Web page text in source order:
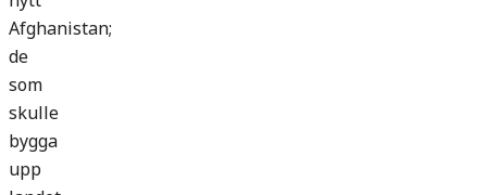
Afghanistan;
de
som
skulle
bygga
upp